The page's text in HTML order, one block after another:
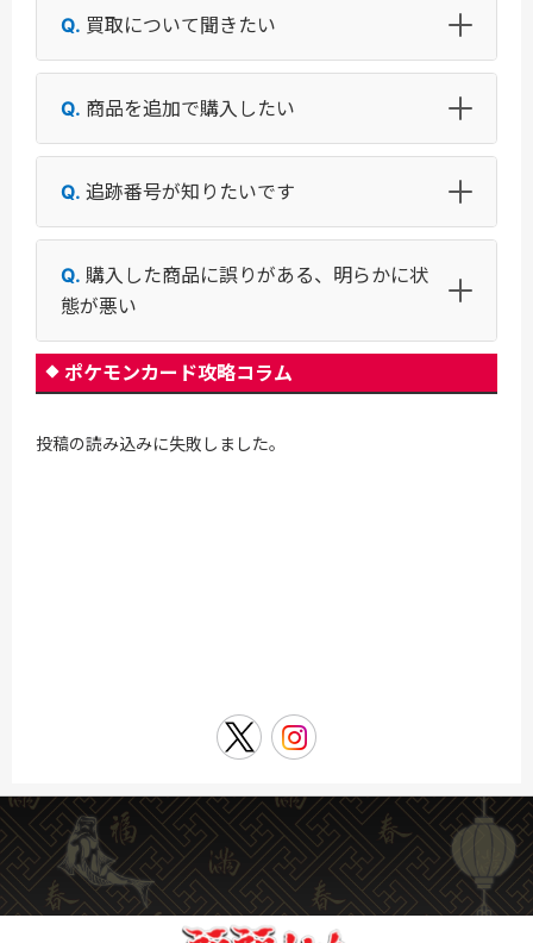
買取について聞きたい
商品を追加で購入したい
追跡番号が知りたいです
購入した商品に誤りがある、明らかに状
態が悪い
ポケモンカード攻略コラム
投稿の読み込みに失敗しました。